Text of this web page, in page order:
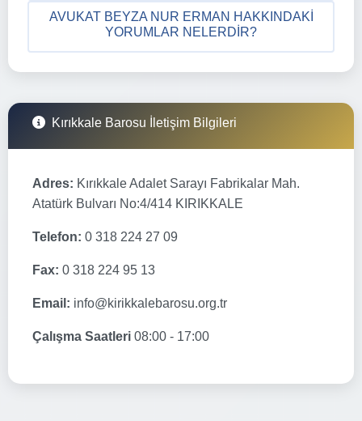
AVUKAT BEYZA NUR ERMAN HAKKINDAKI
YORUMLAR NELERDIR?
Kırıkkale Barosu İletişim Bilgileri
Adres: Kırıkkale Adalet Sarayı Fabrikalar Mah.
Atatürk Bulvarı No:4/414 KIRIKKALE
Telefon: 0 318 224 27 09
Fax: 0 318 224 95 13
Email: info@kirikkalebarosu.org.tr
Çalışma Saatleri 08:00 - 17:00